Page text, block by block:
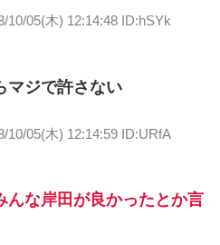
10/05(木) 12:14:48 ID:hSYk
マジで許さない
10/05(木) 12:14:59 ID:URfA
んな岸田が良かったとか言